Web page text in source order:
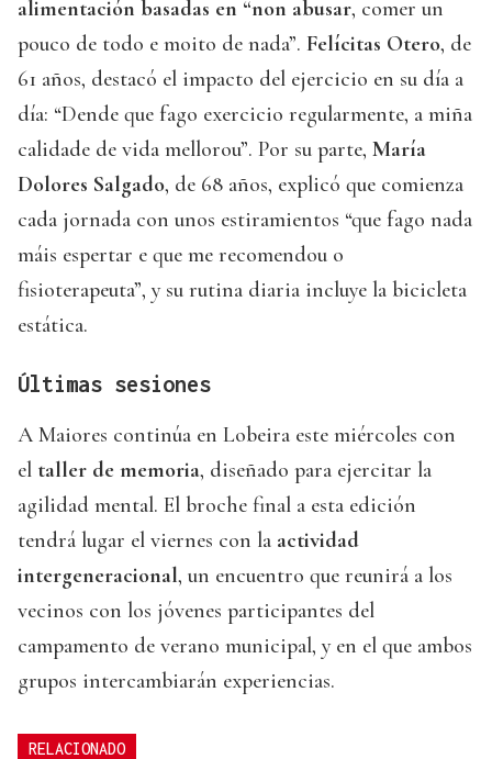
alimentación basadas en “non abusar, comer un
pouco de todo e moito de nada”. Felícitas Otero, de
61 años, destacó el impacto del ejercicio en su día a
día: “Dende que fago exercicio regularmente, a miña
calidade de vida mellorou”. Por su parte, María
Dolores Salgado, de 68 años, explicó que comienza
cada jornada con unos estiramientos “que fago nada
máis espertar e que me recomendou o
fisioterapeuta”, y su rutina diaria incluye la bicicleta
estática.
Últimas sesiones
A Maiores continúa en Lobeira este miércoles con
el taller de memoria, diseñado para ejercitar la
agilidad mental. El broche final a esta edición
tendrá lugar el viernes con la actividad
intergeneracional, un encuentro que reunirá a los
vecinos con los jóvenes participantes del
campamento de verano municipal, y en el que ambos
grupos intercambiarán experiencias.
RELACIONADO